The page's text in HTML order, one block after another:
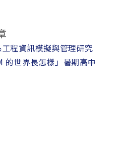
程資訊模擬與管理研究
的世界長怎樣」暑期高中